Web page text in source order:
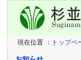
現在位置 ： トップペ